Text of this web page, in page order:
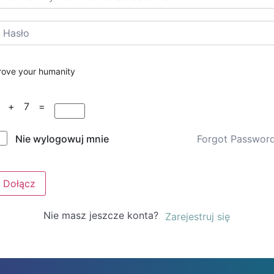
your humanity
+ 7 =
Nie wylogowuj mnie Forgot
Dołącz
Nie masz jeszcze konta? Zarejestruj się